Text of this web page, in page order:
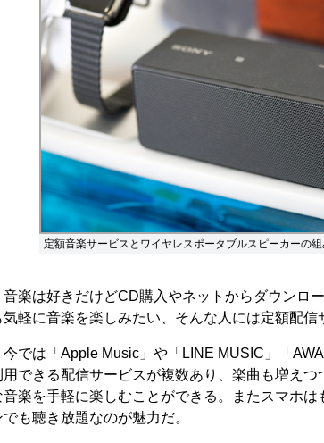
定額音楽サービスとワイヤレスポータブルスピーカーの組
楽は好きだけどCD購入やネットからダウンロ
気軽に音楽を楽しみたい、そんな人には定額配信
では「Apple Music」や「LINE MUSIC」「
用できる配信サービスが複数あり、楽曲も増えつ
音楽を手軽に楽しむことができる。またスマホは
でも聴き放題なのが魅力だ。